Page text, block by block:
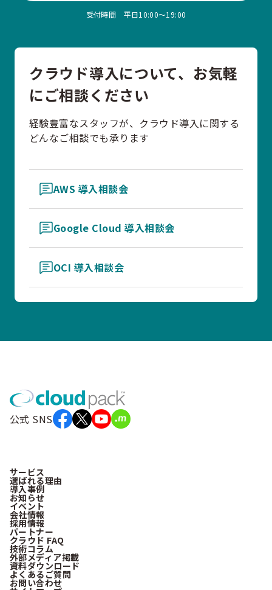
受付時間 平日10:00〜19:00
クラウド導入について、お気軽
にご相談ください
経験豊富なスタッフが、クラウド導入に関する
どんなご相談でも承ります
AWS 導入相談会
Google Cloud 導入相談会
OCI 導入相談会
公式 SNS
サービス
選ばれる理由
導入事例
お知らせ
イベント
会社情報
採用情報
パートナー
クラウド FAQ
技術コラム
外部メディア掲載
資料ダウンロード
よくあるご質問
お問い合わせ